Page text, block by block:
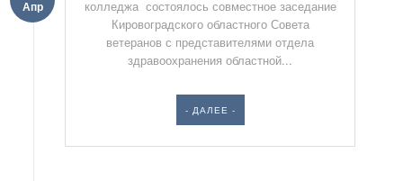
Апр
колледжа состоялось совместное заседание
Кировоградского областного Совета
ветеранов с представителями отдела
здравоохранения областной...
- ДАЛЕЕ -